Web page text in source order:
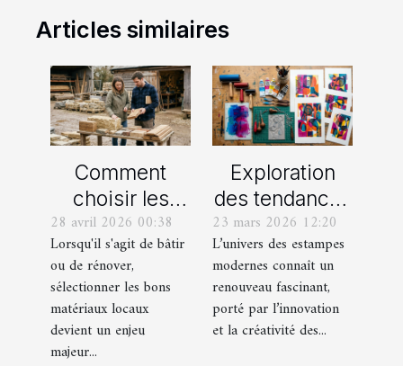
Articles similaires
Comment
choisir les
meilleurs
matériaux
locaux pour
votre maison ?
28 avril 2026 00:38
Lorsqu'il s'agit de bâtir
ou de rénover,
sélectionner les bons
matériaux locaux
devient un enjeu
majeur...
Exploration
des tendances
actuelles en
estampes
modernes
23 mars 2026 12:20
L’univers des estampes
modernes connaît un
renouveau fascinant,
porté par l’innovation
et la créativité des...